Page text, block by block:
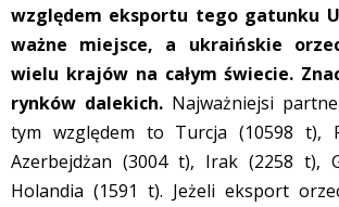
względem eksportu tego gatunku
ważne miejsce, a ukraińskie
wielu krajów na całym świecie.
rynków dalekich. Najważniejsi
tym względem to Turcja (10598 t),
Azerbejdżan (3004 t), Irak (2258 t),
Holandia (1591 t). Jeżeli eksport